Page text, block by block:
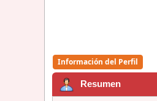
Información del Perfil
Resumen